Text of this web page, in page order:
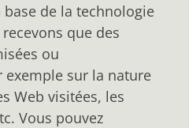
de la technologie
que des
ou
exemple sur la nature
Web visitées, les
Vous pouvez